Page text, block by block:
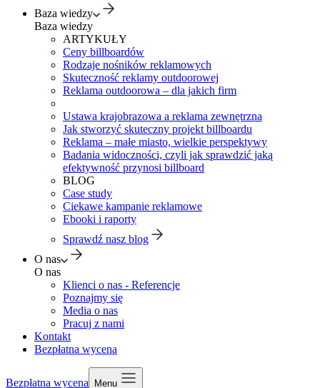
Baza wiedzy
Baza wiedzy
ARTYKUŁY
Ceny billboardów
Rodzaje nośników reklamowych
Skuteczność reklamy outdoorowej
Reklama outdoorowa – dla jakich firm
Ustawa krajobrazowa a reklama zewnętrzna
Jak stworzyć skuteczny projekt billboardu
Reklama – małe miasto, wielkie perspektywy
Badania widoczności, czyli jak sprawdzić jaką
efektywność przynosi billboard
BLOG
Case study
Ciekawe kampanie reklamowe
Ebooki i raporty
Sprawdź nasz blog
O nas
O nas
Klienci o nas - Referencje
Poznajmy się
Media o nas
Pracuj z nami
Kontakt
Bezpłatna wycena
Bezpłatna wycena Menu